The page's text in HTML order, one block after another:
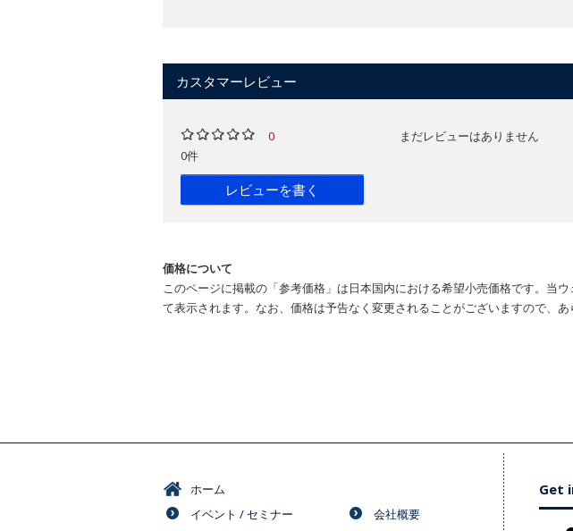
カスタマーレビュー
0
0件
レビューを書く
まだレビューはありません
価格について
このページに掲載の「参考価格」は日本国内における希望小売価格です。当
て表示されます。なお、価格は予告なく変更されることがございますので、あ
ホーム
イベント / セミナー
会社概要
Get